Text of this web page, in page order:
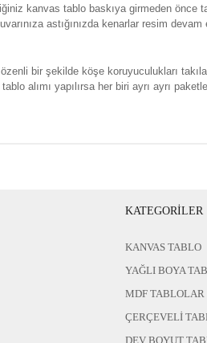
kanvas tablo baskıya girmeden önce
astığınızda kenarlar resim
bir şekilde köşe koruyuculukları
alımı yapılırsa her biri ayrı ayrı
KATEGORİLER
KANVAS TABLO
YAĞLI BOYA
MDF TABLOLAR
ÇERÇEVELİ
DEV BOYUT